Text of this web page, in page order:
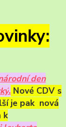
den
. Nové CDV s
je pak nová
k